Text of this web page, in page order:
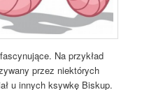
Na przykład
przez niektórych
u innych ksywkę Biskup.